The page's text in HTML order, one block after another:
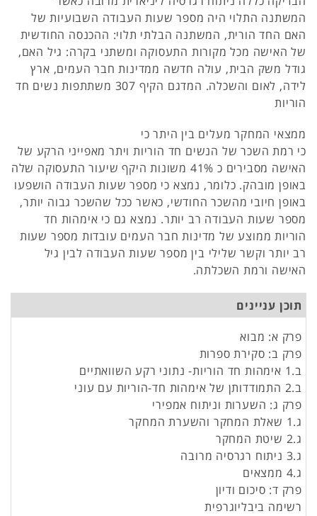
המשתנה התלוי היה מספר שעות העבודה השבועיות של
האם החד הורית, המשתנה הבלתי תלוי: ההכנסה החודשית
של האישה מכל מקורות התעסוקה ומשתני בקרה: גיל האם,
גודל משק הבית, עולה חדשה ממדינות חבר העמים, ארץ
לידה, לאום והשכלה. המדגם הקיף 307 משתתפות נשים חד
הוריות
ממצאי המחקר מעלים בין היתר כי
כי רמת השכר של הנשים חד הוריות ויתר מאפייני הרקע של
האישה מסבירים כ 41% משונות היקף שיעור התעסוקה שלה
באופן מובהק. כלומר, נמצא כי מספר שעות העבודה הושפעו
באופן חיובי מהשכר החודשי, כאשר ככל שהשכר גבוה יותר,
מספר שעות העבודה רב יותר. נמצא גם כי אימהות חד
הוריות ממוצע של מדינות חבר העמים עובדות מספר שעות
רב יותר וקשר שלילי בין מספר שעות העבודה לבין גיל
האישה ורמת השכלתה.
תוכן עניינים
פרק א: מבוא
פרק ב: סקירת ספרות
ב.1 אימהות חד הוריות- נתוני רקע השוואתיים
ב.2 התמודדותן של אימהות חד-הוריות עם עוני
פרק ג: השערות וניתוח אמפירי
ג.1 שאלת המחקר והשערת המחקר
ג.2 שיטת המחקר
ג.3 ניתוח רגרסיה מרובה
ג.4 ממצאים
פרק ד: סיכום ודיון
רשימה ביבליוגרפית